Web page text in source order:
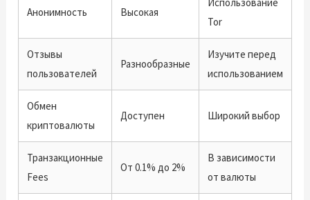
Анонимность Высокая
Tor
Отзывы
пользователей
Разнообразные
Изучите перед
использованием
Обмен
криптовалюты
Доступен Широкий выбор
Транзакционные
Fees
От 0.1% до 2%
В зависимости
от валюты